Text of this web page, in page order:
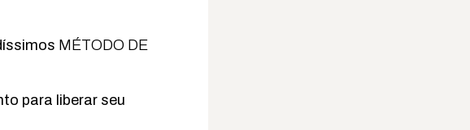
MÉTODO DE
para liberar seu